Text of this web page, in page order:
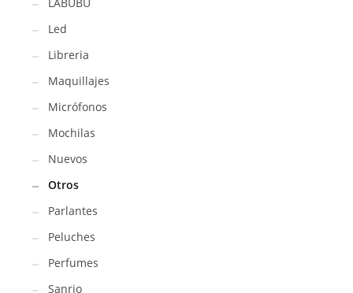
Led
Libreria
Maquillajes
Micrófonos
Mochilas
Nuevos
Otros
Parlantes
Peluches
Perfumes
Sanrio